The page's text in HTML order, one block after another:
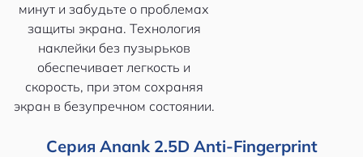
минут и забудьте о проблемах
защиты экрана. Технология
наклейки без пузырьков
обеспечивает легкость и
скорость, при этом сохраняя
экран в безупречном состоянии.
Серия Anank 2.5D Anti-Fingerprint